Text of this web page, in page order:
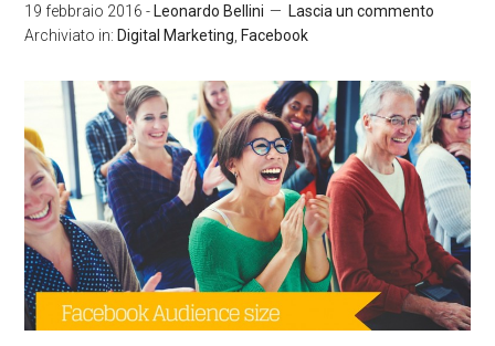
19 febbraio 2016 - Leonardo Bellini
Lascia un commento
Archiviato in: Digital Marketing Facebook